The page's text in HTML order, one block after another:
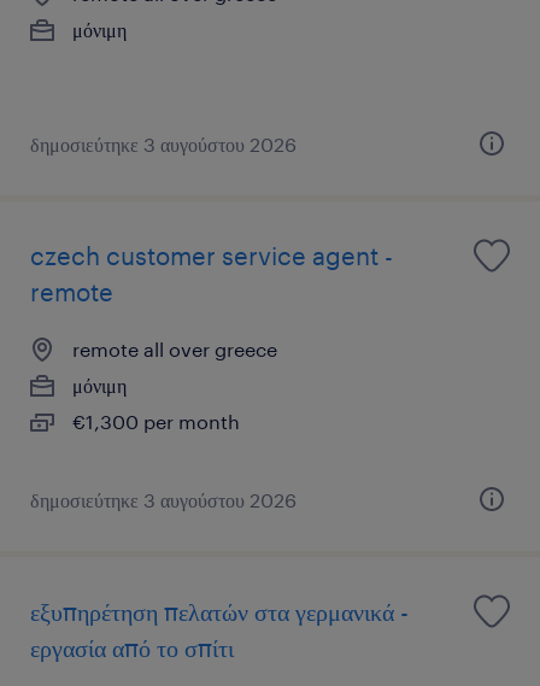
μόνιμη
δημοσιεύτηκε 3 αυγούστου 2026
czech customer service agent -
remote
remote all over greece
μόνιμη
€1,300 per month
δημοσιεύτηκε 3 αυγούστου 2026
εξυπηρέτηση πελατών στα γερμανικά -
εργασία από το σπίτι